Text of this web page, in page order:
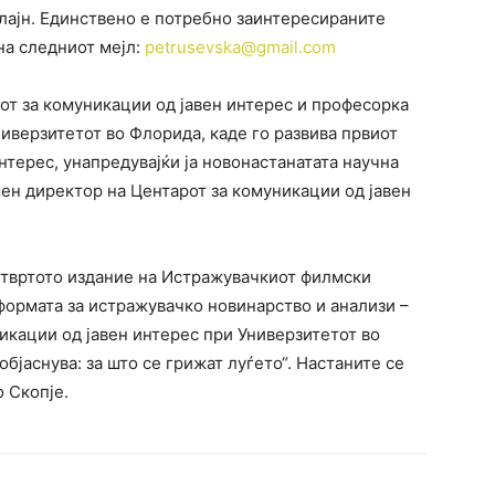
Единствено е потребно заинтересираните
следниот мејл: petrusevska@gmail.com
за комуникации од јавен интерес и професорка
во Флорида, каде го развива првиот
унапредувајќи ја новонастанатата научна
директор на Центарот за комуникации од јавен
издание на Истражувачкиот филмски
за истражувачко новинарство и анализи –
од јавен интерес при Универзитетот во
за што се грижат луѓето“. Настаните се
Скопје.